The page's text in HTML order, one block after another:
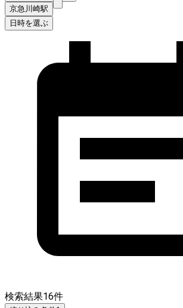
京急川崎駅
日時を選ぶ
検索結果16件